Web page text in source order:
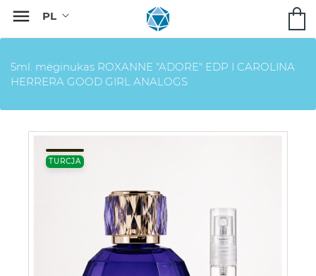

5ml. mėginukas ROXANNE "ADORE" EDP I CAROLINA
HERRERA GOOD GIRL ANALOGS
TURCJA